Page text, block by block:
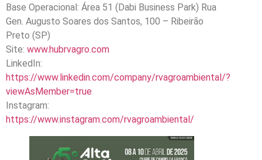
Base Operacional: Área 51 (Dabi Business Park) Rua
Gen. Augusto Soares dos Santos, 100 – Ribeirão
Preto (SP)
Site: www.hubrvagro.com
LinkedIn:
https://www.linkedin.com/company/rvagroambiental/?
viewAsMember=true
Instagram:
https://www.instagram.com/rvagroambiental/